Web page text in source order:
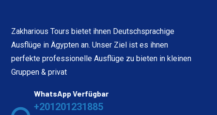
Zakharious Tours bietet ihnen Deutschsprachige
Ausflüge in Ägypten an. Unser Ziel ist es ihnen
perfekte professionelle Ausflüge zu bieten in kleinen
Gruppen & privat
WhatsApp Verfügbar
+201201231885